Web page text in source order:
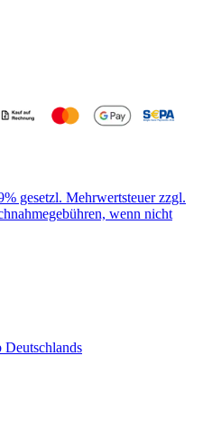
gesetzl. Mehrwertsteuer zzgl.
wenn nicht
Deutschlands